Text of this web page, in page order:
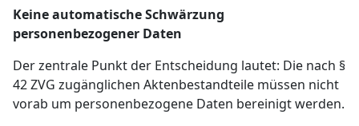
Keine automatische Schwärzung
personenbezogener Daten
Der zentrale Punkt der Entscheidung lautet: Die nach §
42 ZVG zugänglichen Aktenbestandteile müssen nicht
vorab um personenbezogene Daten bereinigt werden.